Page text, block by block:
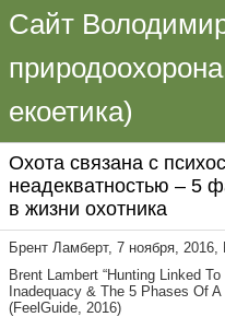
Сайт
екоетика)
Охота связана с
неадекватностью – 5
в жизни охотника
Брент Ламберт, 7 ноября, 2016,
Brent Lambert “Hunting Linked
Inadequacy & The 5 Phases Of
(FeelGuide, 2016)